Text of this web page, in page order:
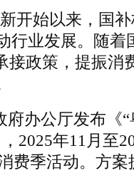
开始以来，国
行业发展。随着
接政策，提振消
府办公厅发布《
2025年11月至
费季活动。方